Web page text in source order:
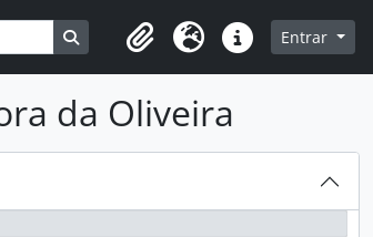
Busque na página de navegação
Clipboard
Idioma Ligações rápidas
Entrar
da Oliveira